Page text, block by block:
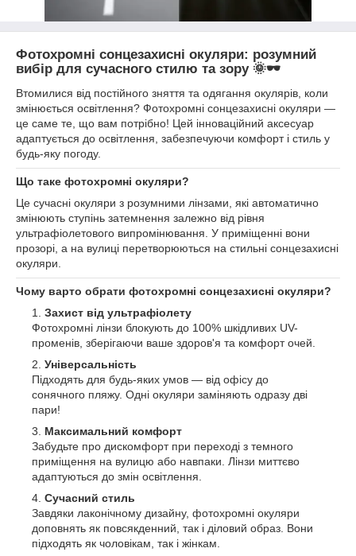
Фотохромні сонцезахисні окуляри: розумний
вибір для сучасного стилю та зору 🌞🕶️
Втомилися від постійного зняття та одягання окулярів, коли
змінюється освітлення? Фотохромні сонцезахисні окуляри —
це саме те, що вам потрібно! Цей інноваційний аксесуар
адаптується до освітлення, забезпечуючи комфорт і стиль у
будь-яку погоду.
Що таке фотохромні окуляри?
Це сучасні окуляри з розумними лінзами, які автоматично
змінюють ступінь затемнення залежно від рівня
ультрафіолетового випромінювання. У приміщенні вони
прозорі, а на вулиці перетворюються на стильні сонцезахисні
окуляри.
Чому варто обрати фотохромні сонцезахисні окуляри?
Захист від ультрафіолету
Фотохромні лінзи блокують до 100% шкідливих UV-
променів, зберігаючи ваше здоров'я та комфорт очей.
Універсальність
Підходять для будь-яких умов — від офісу до
сонячного пляжу. Одні окуляри заміняють одразу дві
пари!
Максимальний комфорт
Забудьте про дискомфорт при переході з темного
приміщення на вулицю або навпаки. Лінзи миттєво
адаптуються до змін освітлення.
Сучасний стиль
Завдяки лаконічному дизайну, фотохромні окуляри
доповнять як повсякденний, так і діловий образ. Вони
підходять як чоловікам, так і жінкам.